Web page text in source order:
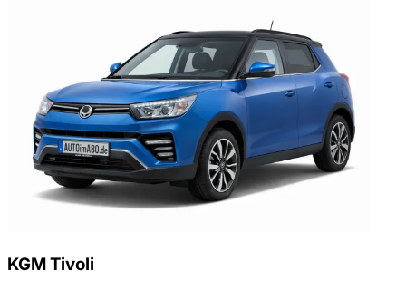
KGM Tivoli